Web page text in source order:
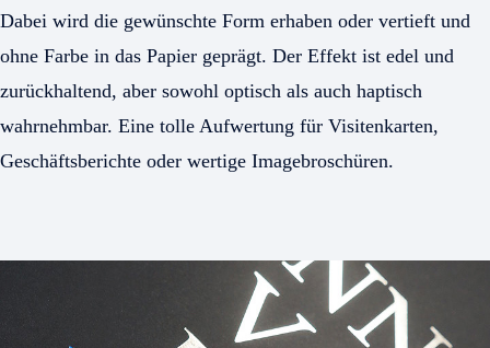
Dabei wird die gewünschte Form erhaben oder vertieft und
ohne Farbe in das Papier geprägt. Der Effekt ist edel und
zurückhaltend, aber sowohl optisch als auch haptisch
wahrnehmbar. Eine tolle Aufwertung für Visitenkarten,
Geschäftsberichte oder wertige Imagebroschüren.